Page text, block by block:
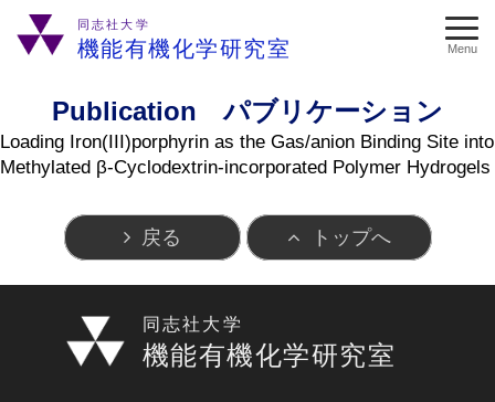
同志社大学
機能有機化学研究室 Menu
Publication パブリケーション
Loading Iron(III)porphyrin as the Gas/anion Binding Site into
Methylated β-Cyclodextrin-incorporated Polymer Hydrogels
戻る トップへ
同志社大学
機能有機化学研究室